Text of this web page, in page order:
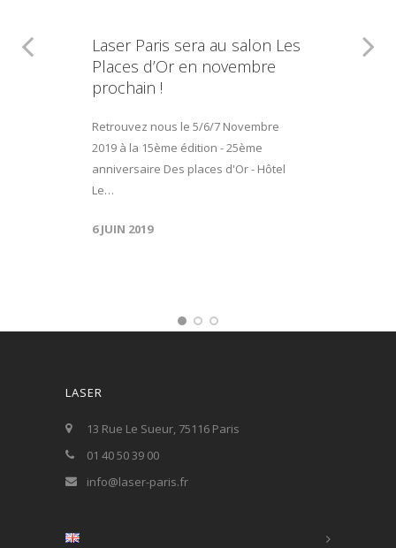
Laser Paris sera au salon Les
Places d’Or en novembre
prochain !
Retrouvez nous le 5/6/7 Novembre
2019 à la 15ème édition - 25ème
anniversaire Des places d'Or - Hôtel
Le…
6 JUIN 2019
LASER
13 Rue Le Sueur, 75116 Paris
01 40 50 39 00
info@laser-paris.fr